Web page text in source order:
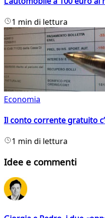
1 min di lettura
Economia
Il conto corrente gratuito
1 min di lettura
Idee e commenti